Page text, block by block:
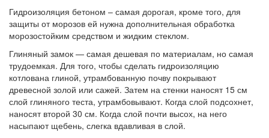
Гидроизоляция бетоном – самая дорогая, кроме того, для
защиты от морозов ей нужна дополнительная обработка
морозостойким средством и жидким стеклом.
Глиняный замок — самая дешевая по материалам, но самая
трудоемкая. Для того, чтобы сделать гидроизоляцию
котлована глиной, утрамбованную почву покрывают
древесной золой или сажей. Затем на стенки наносят 15 см
слой глиняного теста, утрамбовывают. Когда слой подсохнет,
наносят второй 30 см. Когда слой почти высох, на него
насыпают щебень, слегка вдавливая в слой.